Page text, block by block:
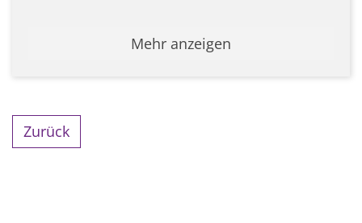
Mehr anzeigen
Zurück